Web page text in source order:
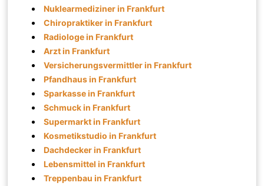
Nuklearmediziner in Frankfurt
Chiropraktiker in Frankfurt
Radiologe in Frankfurt
Arzt in Frankfurt
Versicherungsvermittler in Frankfurt
Pfandhaus in Frankfurt
Sparkasse in Frankfurt
Schmuck in Frankfurt
Supermarkt in Frankfurt
Kosmetikstudio in Frankfurt
Dachdecker in Frankfurt
Lebensmittel in Frankfurt
Treppenbau in Frankfurt